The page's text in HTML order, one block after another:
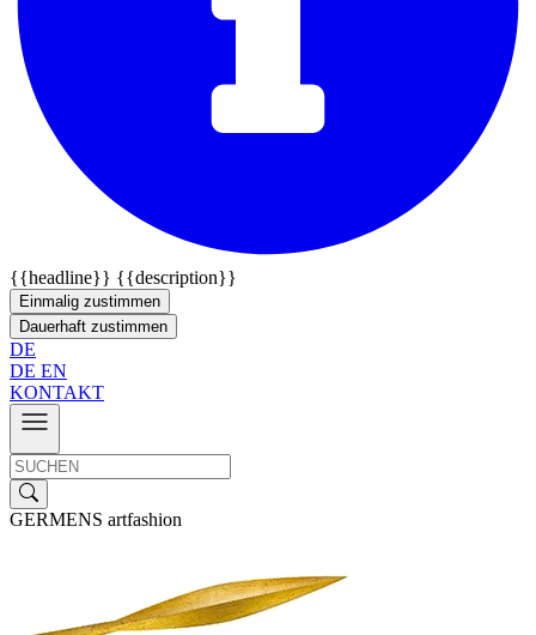
{{headline}} {{description}}
Einmalig zustimmen
Dauerhaft zustimmen
DE
DE EN
KONTAKT
GERMENS artfashion